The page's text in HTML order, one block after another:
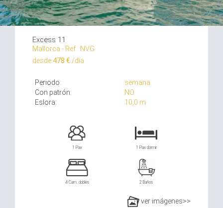
Excess 11
Mallorca - Ref.: NVG
desde 478 € /día
Periodo:
semana
Con patrón:
NO
Eslora:
10,0 m
1 Pax 1 Pax dormir
4 Cam. dobles 2 Baños
ver imágenes>>